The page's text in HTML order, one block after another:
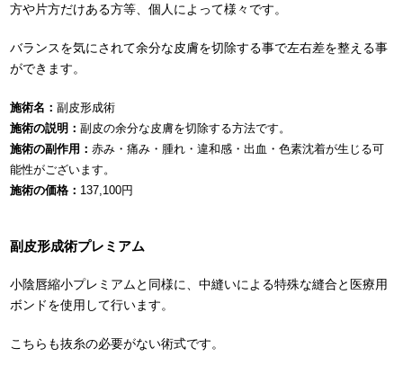
方や片方だけある方等、個人によって様々です。
バランスを気にされて余分な皮膚を切除する事で左右差を整える事
ができます。
施術名：副皮形成術
施術の説明：副皮の余分な皮膚を切除する方法です。
施術の副作用：赤み・痛み・腫れ・違和感・出血・色素沈着が生じる可
能性がございます。
施術の価格： 137,100円
副皮形成術プレミアム
小陰唇縮小プレミアムと同様に、中縫いによる特殊な縫合と医療用
ボンドを使用して行います。
こちらも抜糸の必要がない術式です。